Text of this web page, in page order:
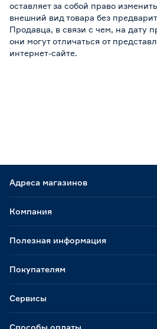
оставляет за собой право
внешний вид товара без
Продавца, в связи с чем, на дату
они могут отличаться от
интернет-сайте.
Адреса магазинов
Компания
Полезная информация
Покупателям
Сервисы